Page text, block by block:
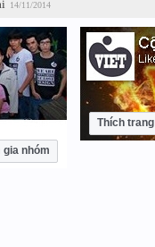
14/11/2014
gia nhóm
Thích trang